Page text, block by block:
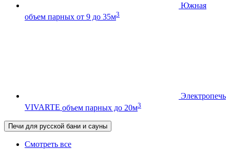
Южная
объем парных от 9 до 35м3
Электропечь
VIVARTE объем парных до 20м3
Печи для русской бани и сауны
Смотреть все